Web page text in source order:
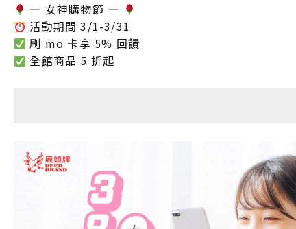
— 女神購物節 —
活動期間 3/1-3/31
刷 mo 卡享 5% 回饋
全館商品 5 折起